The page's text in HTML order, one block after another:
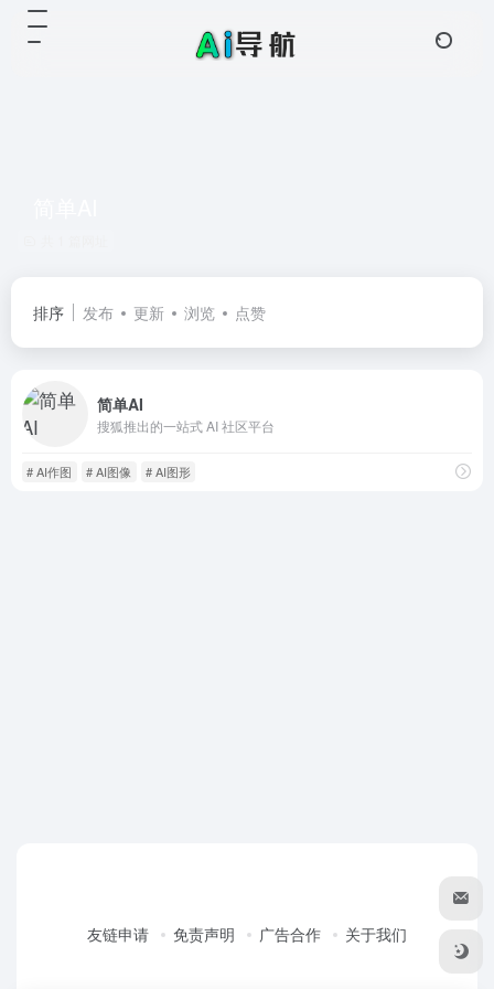
排序 发布 更新 浏览 点赞
简单AI
搜狐推出的一站式 AI 社区平台
# AI作图 # AI图像 # AI图形
友链申请 免责声明 广告合作 关于我们